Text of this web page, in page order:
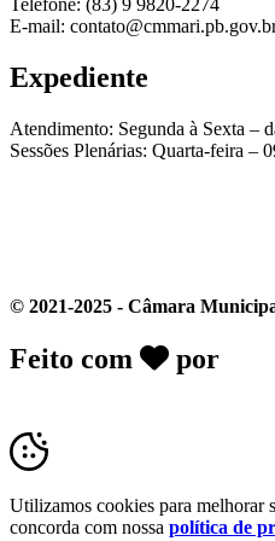
Telefone: (83) 9 9820-2274
E-mail:
Expediente
Atendimento: Segunda à Sexta –
Sessões Plenárias: Quarta-feira –
© 2021-2025 - Câmara
Feito com por
Utilizamos cookies para melhorar
concorda com nossa política de